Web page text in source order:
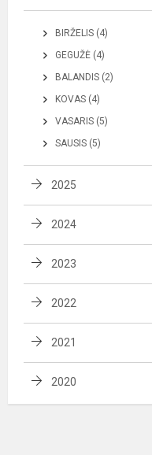
BIRŽELIS (4)
GEGUŽĖ (4)
BALANDIS (2)
KOVAS (4)
VASARIS (5)
SAUSIS (5)
2025
2024
2023
2022
2021
2020